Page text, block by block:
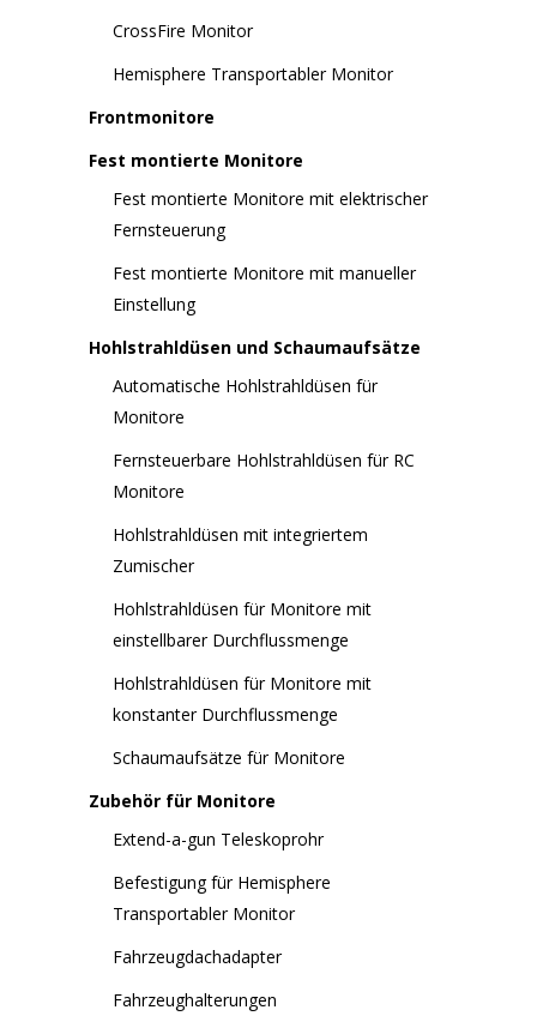
CrossFire Monitor
Hemisphere Transportabler Monitor
Frontmonitore
Fest montierte Monitore
Fest montierte Monitore mit elektrischer
Fernsteuerung
Fest montierte Monitore mit manueller
Einstellung
Hohlstrahldüsen und Schaumaufsätze
Automatische Hohlstrahldüsen für
Monitore
Fernsteuerbare Hohlstrahldüsen für RC
Monitore
Hohlstrahldüsen mit integriertem
Zumischer
Hohlstrahldüsen für Monitore mit
einstellbarer Durchflussmenge
Hohlstrahldüsen für Monitore mit
konstanter Durchflussmenge
Schaumaufsätze für Monitore
Zubehör für Monitore
Extend-a-gun Teleskoprohr
Befestigung für Hemisphere
Transportabler Monitor
Fahrzeugdachadapter
Fahrzeughalterungen